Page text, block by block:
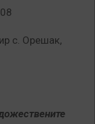
с. Орешак,